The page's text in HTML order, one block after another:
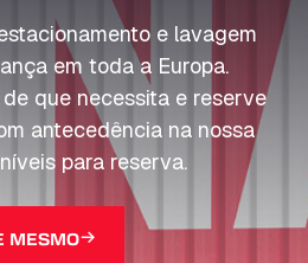
e lavagem
em toda a Europa.
que necessita e reserve
antecedência na nossa
para reserva.
MESMO